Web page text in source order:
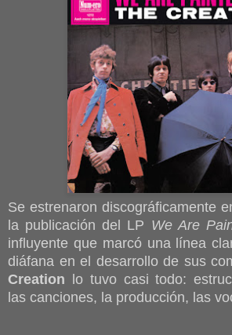
Se estrenaron discográficamente
la publicación del LP We Are
influyente que marcó una línea
diáfana en el desarrollo de sus
Creation lo tuvo casi todo:
las canciones, la producción, las